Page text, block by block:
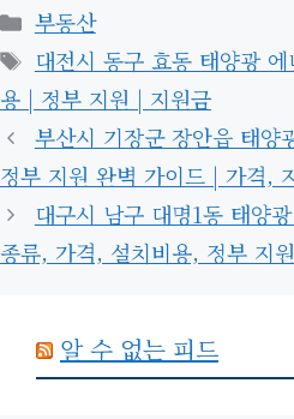
카
테
고
리
부동산
태
그
대전시 동구 효동 태양광
용 | 정부 지원 | 지원금
부산시 기장군 장안읍 태양
정부 지원 완벽 가이드 | 가격,
대구시 남구 대명1동 태양
종류, 가격, 설치비용, 정부 지
알 수 없는 피드